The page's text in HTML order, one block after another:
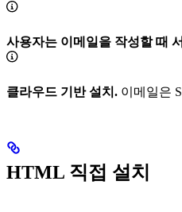
사용자는 이메일을 작성할 때
클라우드 기반 설치. 이메일은
HTML 직접 설치